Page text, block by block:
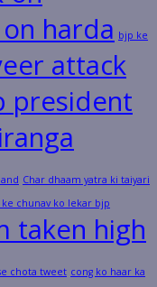
harda bjp ke
attack
president
Char dhaam yatra ki taiyari
chunav ko lekar bjp
taken high
chota tweet cong ko haar ka